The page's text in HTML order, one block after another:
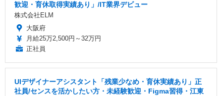
歓迎・育休取得実績あり」/IT業界デビュー
株式会社ELM
大阪府
月給25万2,500円～32万円
正社員
UIデザイナーアシスタント「残業少なめ・育休実績あり」正
社員/センスを活かしたい方・未経験歓迎・Figma習得・江東